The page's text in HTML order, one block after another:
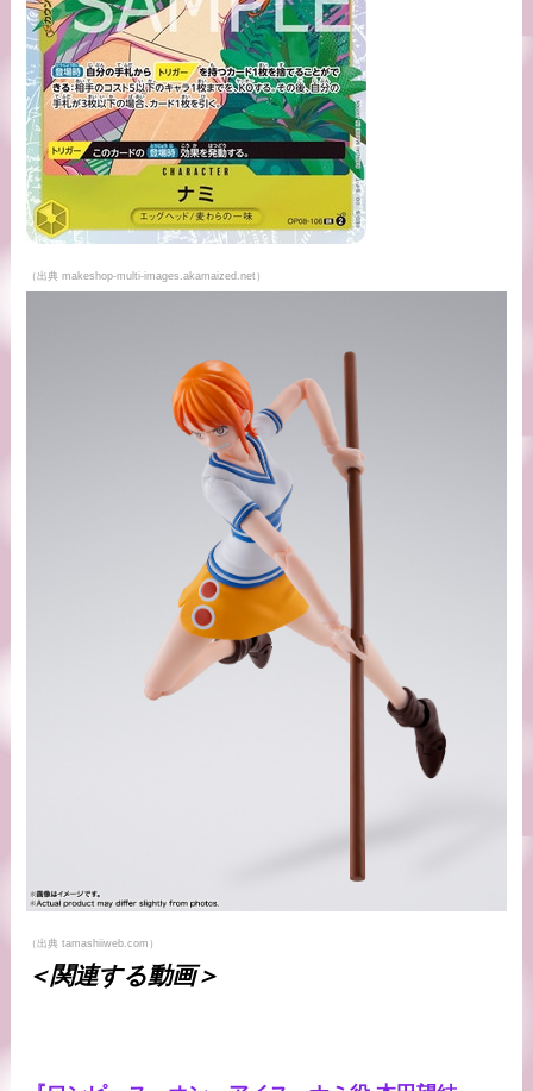
（出典 makeshop-multi-images.akamaized.net）
（出典 tamashiiweb.com）
＜関連する動画＞